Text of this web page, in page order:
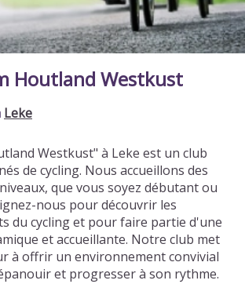
Houtland Westkust
Leke
Westkust" à Leke est un club
de cycling. Nous accueillons des
que vous soyez débutant ou
nous pour découvrir les
du cycling et pour faire partie d'une
et accueillante. Notre club met
à offrir un environnement convivial
et progresser à son rythme.